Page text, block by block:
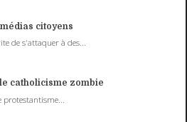
citoyens
de s'attaquer à des...
catholicisme zombie